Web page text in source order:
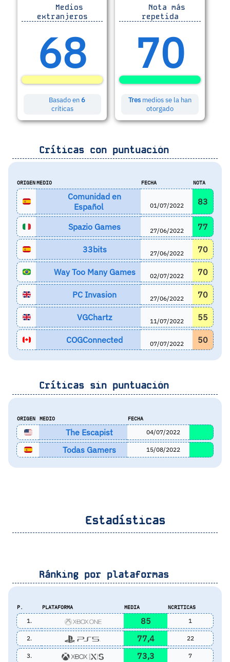
Medios
extranjeros
68
Basado en 6
críticas
Nota más
repetida
70
Tres medios se la han
otorgado
Críticas con puntuación
ORIGENMEDIO FECHA NOTA
Comunidad en
Español
01/07/2022 83
Spazio Games 27/06/2022 77
33bits 27/06/2022 70
Way Too Many Games 02/07/2022 70
PC Invasion 27/06/2022 70
VGChartz 11/07/2022 55
COGConnected 07/07/2022 50
Críticas sin puntuación
ORIGEN MEDIO FECHA
The Escapist 04/07/2022
Todas Gamers 15/08/2022
Estadísticas
Ránking por plataformas
P. PLATAFORMA MEDIA NCRITICAS
1. 85 1
2. 77,4 22
3. 73,3 7